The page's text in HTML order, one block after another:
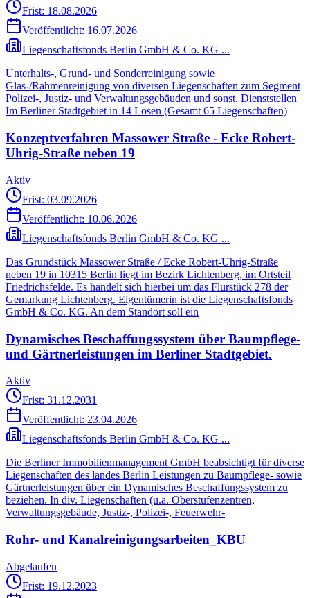
Frist: 18.08.2026
Veröffentlicht: 16.07.2026
Liegenschaftsfonds Berlin GmbH & Co. KG ...
Unterhalts-, Grund- und Sonderreinigung sowie
Glas-/Rahmenreinigung von diversen Liegenschaften zum Segment
Polizei-, Justiz- und Verwaltungsgebäuden und sonst. Dienststellen
Im Berliner Stadtgebiet in 14 Losen (Gesamt 65 Liegenschaften)
Konzeptverfahren Massower Straße - Ecke Robert-
Uhrig-Straße neben 19
Aktiv
Frist: 03.09.2026
Veröffentlicht: 10.06.2026
Liegenschaftsfonds Berlin GmbH & Co. KG ...
Das Grundstück Massower Straße / Ecke Robert-Uhrig-Straße
neben 19 in 10315 Berlin liegt im Bezirk Lichtenberg, im Ortsteil
Friedrichsfelde. Es handelt sich hierbei um das Flurstück 278 der
Gemarkung Lichtenberg. Eigentümerin ist die Liegenschaftsfonds
GmbH & Co. KG. An dem Standort soll ein
Dynamisches Beschaffungssystem über Baumpflege-
und Gärtnerleistungen im Berliner Stadtgebiet.
Aktiv
Frist: 31.12.2031
Veröffentlicht: 23.04.2026
Liegenschaftsfonds Berlin GmbH & Co. KG ...
Die Berliner Immobilienmanagement GmbH beabsichtigt für diverse
Liegenschaften des landes Berlin Leistungen zu Baumpflege- sowie
Gärtnerleistungen über ein Dynamisches Beschaffungssystem zu
beziehen. In div. Liegenschaften (u.a. Oberstufenzentren,
Verwaltungsgebäude, Justiz-, Polizei-, Feuerwehr-
Rohr- und Kanalreinigungsarbeiten_KBU
Abgelaufen
Frist: 19.12.2023